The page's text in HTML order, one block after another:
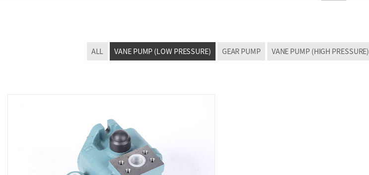
ALL VANE PUMP (LOW PRESSURE) GEAR PUMP VANE PUMP (HIGH PRESSURE)